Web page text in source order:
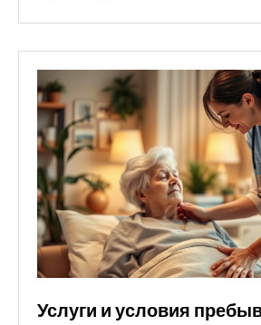
Услуги и условия